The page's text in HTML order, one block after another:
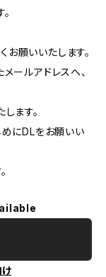
願いいたします。
ールアドレスへ、
ます。
めにDLをお願いい